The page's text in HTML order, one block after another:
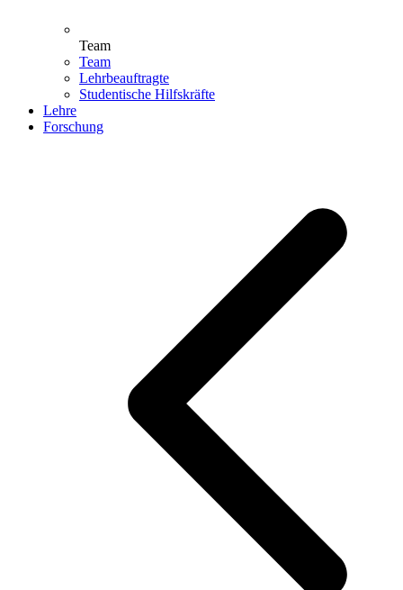
Team
Team
Lehrbeauftragte
Studentische Hilfskräfte
Lehre
Forschung